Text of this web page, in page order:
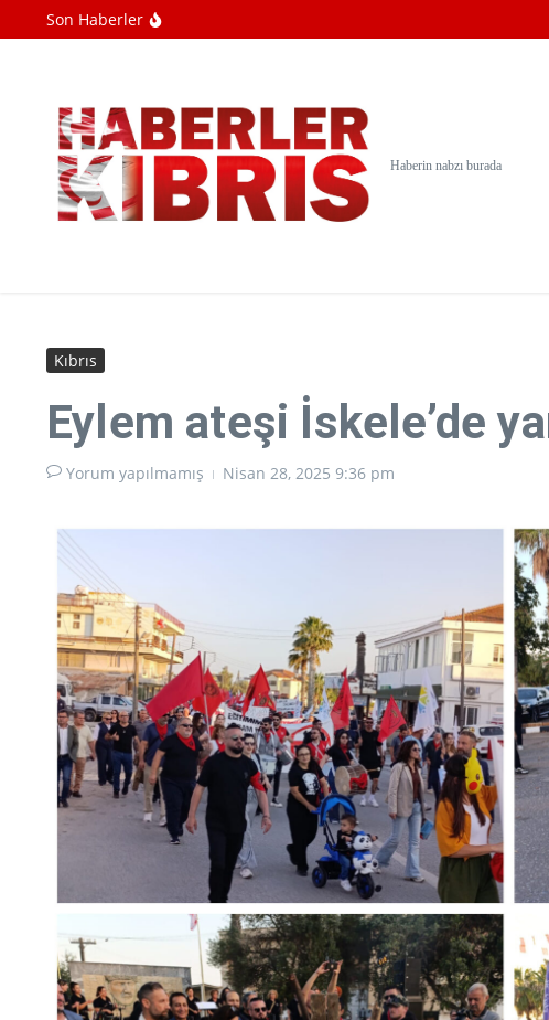
İçeriğe atlaSon Haberler
Haberin nabzı burada
Kıbrıs
Eylem ateşi İskele’de
Yorum yapılmamış Nisan 28, 2025 9:36 pm